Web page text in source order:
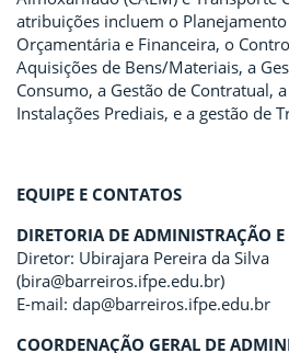
atribuições incluem o Planejamento
Orçamentária e Financeira, o
Aquisições de Bens/Materiais, a
Consumo, a Gestão de Contratual,
Instalações Prediais, e a gestão de
EQUIPE E CONTATOS
DIRETORIA DE ADMINISTRAÇÃO
Diretor: Ubirajara Pereira da Silva
(bira@barreiros.ifpe.edu.br)
E-mail: dap@barreiros.ifpe.edu.br
COORDENAÇÃO GERAL DE